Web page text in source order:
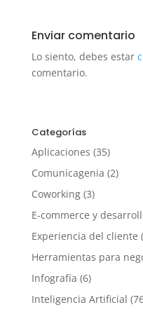
Enviar comentario
Lo siento, debes estar
comentario.
Categorías
Aplicaciones (35)
Comunicagenia (2)
Coworking(3)
E-commerce y
Experiencia del cliente
Herramientas para
Infografía (6)
Inteligencia Artificial